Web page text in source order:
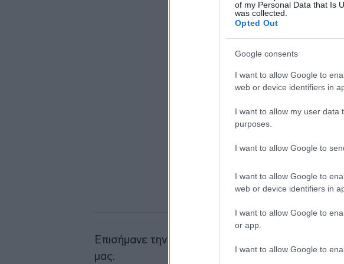
of my Personal Data that Is
was collected.
Opted Out
Google consents
I want to allow Google to
web or device identifiers in
I want to allow my user data
purposes.
I want to allow Google to
I want to allow Google to
web or device identifiers in
I want to allow Google to
or app.
I want to allow Google to
Επισήμανε την ανάγκη να βάλουμε την ΤΝ στο
μας.